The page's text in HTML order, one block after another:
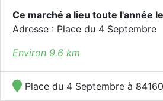
Ce marché a lieu toute l'année
Adresse : Place du 4 Septembre
Environ 9.6 km
Place du 4 Septembre à